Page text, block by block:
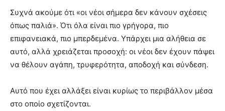
Συχνά ακούμε ότι «οι νέοι σήμερα δεν κάνουν σχέσεις
όπως παλιά». Ότι όλα είναι πιο γρήγορα, πιο
επιφανειακά, πιο μπερδεμένα. Υπάρχει μια αλήθεια σε
αυτό, αλλά χρειάζεται προσοχή: οι νέοι δεν έχουν πάψει
να θέλουν αγάπη, τρυφερότητα, αποδοχή και σύνδεση.
Αυτό που έχει αλλάξει είναι κυρίως το περιβάλλον μέσα
στο οποίο σχετίζονται.